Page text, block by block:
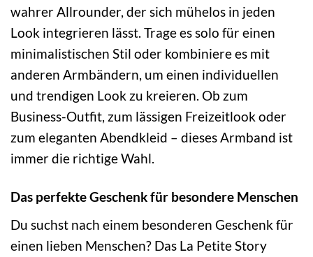
wahrer Allrounder, der sich mühelos in jeden
Look integrieren lässt. Trage es solo für einen
minimalistischen Stil oder kombiniere es mit
anderen Armbändern, um einen individuellen
und trendigen Look zu kreieren. Ob zum
Business-Outfit, zum lässigen Freizeitlook oder
zum eleganten Abendkleid – dieses Armband ist
immer die richtige Wahl.
Das perfekte Geschenk für besondere Menschen
Du suchst nach einem besonderen Geschenk für
einen lieben Menschen? Das La Petite Story